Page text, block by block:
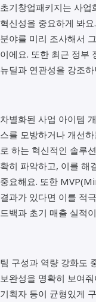
초기창업패키지는 사
혁신성을 중요하게 봐
분야를 미리 조사해서
이에요. 또한 최근 정부
뉴딜과 연관성을 강조
차별화된 사업 아이템
스를 모방하거나 개선
로 하는 혁신적인 솔루
확히 파악하고, 이를 해
중요해요. 또한
결과가 있다면 이를 적
드백과 초기 매출 실적
팀 구성과 역량 강화도
보완성을 명확히 보여
기획자 등이 균형있게